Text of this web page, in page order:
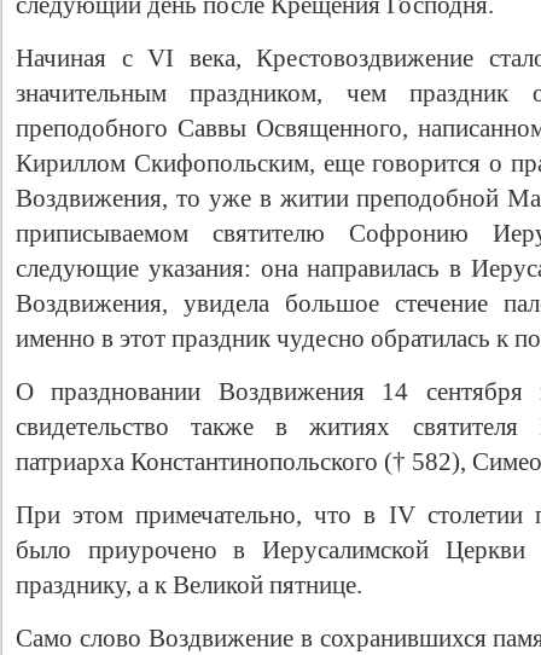
Начиная с VI века, Крестовоздвижение
значительным праздником, чем
преподобного Саввы Освященного,
Кириллом Скифопольским, еще говорится о
Воздвижения, то уже в житии преподобной
приписываемом святителю Софронию
следующие указания: она направилась в
Воздвижения, увидела большое стечение
именно в этот праздник чудесно обратилась к
О праздновании Воздвижения 14
свидетельство также в житиях святителя
патриарха Константинопольского († 582),
При этом примечательно, что в IV столетии
было приурочено в Иерусалимской Церкви
празднику, а к Великой пятнице.
Само слово Воздвижение в сохранившихся